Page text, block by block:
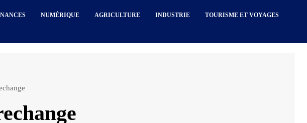
NUMÉRIQUE AGRICULTURE INDUSTRIE TOURISME ET VOYAGES